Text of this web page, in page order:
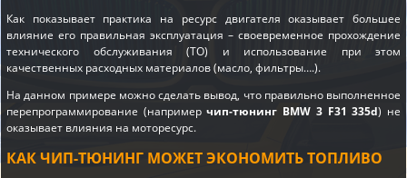
Как показывает практика на ресурс двигателя оказывает большее
влияние его правильная эксплуатация – своевременное прохождение
технического обслуживания (ТО) и использование при этом
качественных расходных материалов (масло, фильтры….).
На данном примере можно сделать вывод, что правильно выполненное
перепрограммирование (напримерчип-тюнинг BMW 3 F31 335d) не
оказывает влияния на моторесурс.
КАК ЧИП-ТЮНИНГ МОЖЕТ ЭКОНОМИТЬ ТОПЛИВО